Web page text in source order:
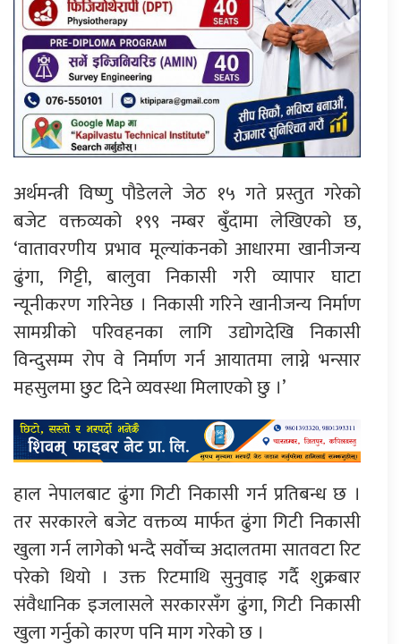
अर्थमन्त्री विष्णु पौडेलले जेठ १५ गते प्रस्तुत गरेको
बजेट वक्तव्यको १९९ नम्बर बुँदामा लेखिएको छ,
‘वातावरणीय प्रभाव मूल्यांकनको आधारमा खानीजन्य
ढुंगा, गिट्टी, बालुवा निकासी गरी व्यापार घाटा
न्यूनीकरण गरिनेछ । निकासी गरिने खानीजन्य निर्माण
सामग्रीको परिवहनका लागि उद्योगदेखि निकासी
विन्दुसम्म रोप वे निर्माण गर्न आयातमा लाग्ने भन्सार
महसुलमा छुट दिने व्यवस्था मिलाएको छु ।’
हाल नेपालबाट ढुंगा गिटी निकासी गर्न प्रतिबन्ध छ ।
तर सरकारले बजेट वक्तव्य मार्फत ढुंगा गिटी निकासी
खुला गर्न लागेको भन्दै सर्वोच्च अदालतमा सातवटा रिट
परेको थियो । उक्त रिटमाथि सुनुवाइ गर्दै शुक्रबार
संवैधानिक इजलासले सरकारसँग ढुंगा, गिटी निकासी
खुला गर्नुको कारण पनि माग गरेको छ ।